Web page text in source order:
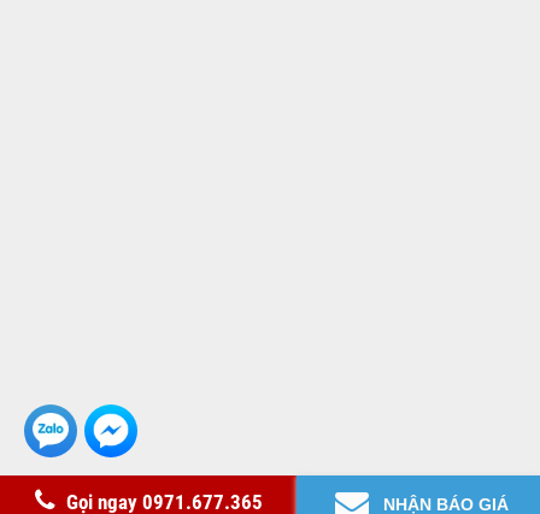
Copyright© 2021 GianHangVN
Gọi ngay 0971.677.365 NHẬN BÁO GIÁ